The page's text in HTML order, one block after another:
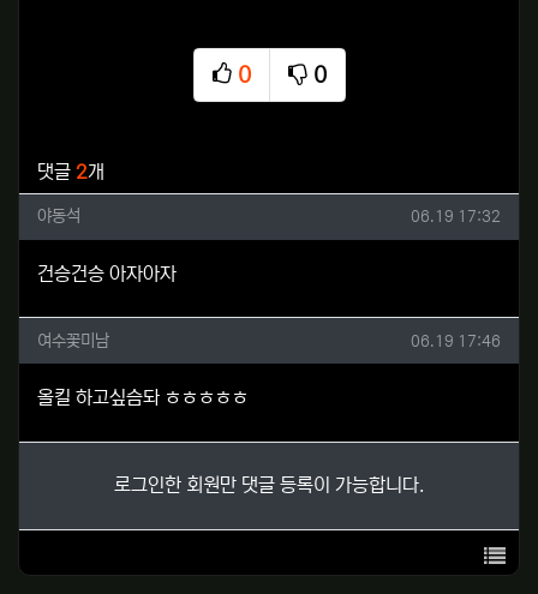
0
추천
0
비추천
댓글 2개
야동석님의 댓글
야동석 작성일
06.19 17:32
건승건승 아자아자
여수꽃미남님의 댓글
여수꽃미남 작성일
06.19 17:46
올킬 하고싶슴돠 ㅎㅎㅎㅎㅎ
로그인한 회원만 댓글 등록이 가능합니다.
목록